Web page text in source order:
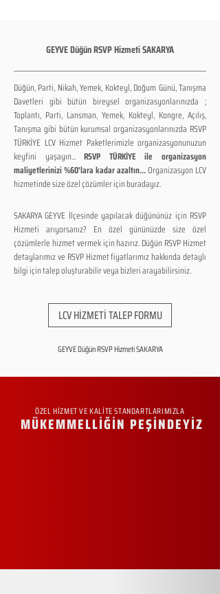
GEYVE Düğün RSVP Hizmeti SAKARYA
Düğün, Parti, Nikah, Yemek, Kokteyl, Doğum Günü, Tanışma
Davetleri gibi bütün bireysel organizasyonlarınızda ;
Toplantı, Parti, Lansman, Yemek, Kokteyl, Kongre, Açılış,
Tanışma gibi bütün kurumsal organizasyonlarınızda RSVP
TÜRKİYE LCV Hizmet Paketlerimizle organizasyonunuzun
keyfini yaşayın...RSVP TÜRKİYE ile organizasyon
maliyetlerinizi %60'lara kadar azaltın...Organizasyon LCV
hizmetinde size özel çözümler için buradayız.
SAKARYA GEYVE İlçesinde yapılacak düğününüz için RSVP
Hizmeti arıyorsanız? En özel gününüzde size özel
çözümlerle hizmet vermek için hazırız. Düğün RSVP Hizmet
detaylarımız ve RSVP Hizmet fiyatlarımız hakkında detaylı
bilgi için talep oluşturabilir veya bizleri arayabilirsiniz.
LCV HİZMETİ TALEP FORMU
GEYVE Düğün RSVP Hizmeti SAKARYA
ÖZEL HİZMET VE KALİTE STANDARTLARIMIZLA
MÜKEMMELLİĞİN PEŞİNDEYİZ